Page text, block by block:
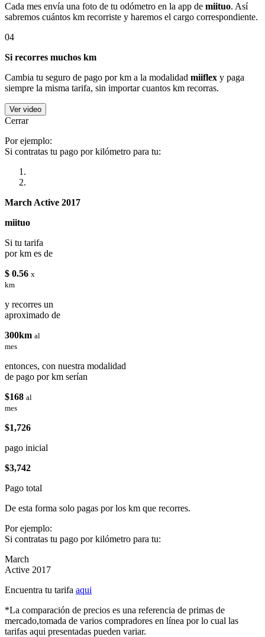
Cada mes envía una foto de tu odómetro en la app de miituo. Así
sabremos cuántos km recorriste y haremos el cargo correspondiente.
04
Si recorres muchos km
Cambia tu seguro de pago por km a la modalidad miiflex y paga
siempre la misma tarifa, sin importar cuantos km recorras.
Ver video
Cerrar
Por ejemplo:
Si contratas tu pago por kilómetro para tu:
March Active 2017
miituo
Si tu tarifa
por km es de
$ 0.56 x
km
y recorres un
aproximado de
300km al
mes
entonces, con nuestra modalidad
de pago por km serían
$168 al
mes
$1,726
pago inicial
$3,742
Pago total
De esta forma solo pagas por los km que recorres.
Por ejemplo:
Si contratas tu pago por kilómetro para tu:
March
Active 2017
Encuentra tu tarifa aqui
*La comparación de precios es una referencia de primas de
mercado,tomada de varios compradores en línea por lo cual las
tarifas aqui presentadas pueden variar.